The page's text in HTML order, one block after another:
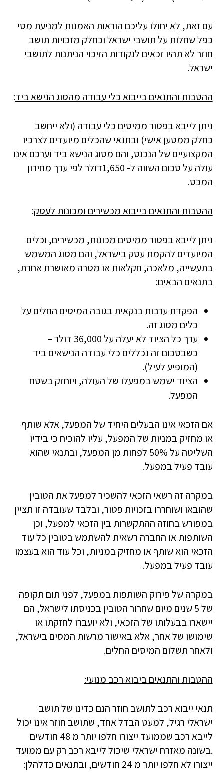
עם זאת, לא יחולו עליכם הוראות האמנות למניעת מסי
כפל שחלות על תושבי ישראל וכחלק מזכויות תושב
חוזר לא תהיו זכאים לנקודות הזיכוי הניתנות לתושבי
ישראל.
ההטבות והתנאים בייבוא כלי עבודה מהסוג הנישא ביד:
ניתן לייבא בפטור ממיסים כלי עבודה (ולא ייחשב
כחלק ממטען אישי) ובתנאי שהכלים מיועדים לצרכיו
המקצועיים של הנכנס, והם מסוג הנישא ביד וערכם אינו
עולה על סכום השווה ל- 1,650דולר לפי ערך מחירון
המכס.
ההטבות והתנאים בייבוא מכשירים ומכונות לעסק:
ניתן לייבא בפטור ממיסים מכונות, מכשירים, וכלים
המיועדים להקמת עסק בישראל, והם מסוג המשמש
בתעשייה, מלאכה, חקלאות או מטרה מאושרת אחרת,
בתנאים הבאים:
הפקדת ערבות בנקאית בגובה המיסים החלים על
כלים מסוג זה.
ערך כל הציוד לא יעלה על 36,000 דולר –
כשבסכום זה נכללים כלי עבודה הנישאים ביד
(המופיע לעיל).
הציוד ישמש במפעלו של העולה, ויוחזק בשטח
המפעל.
אם הזכאי אינו הבעלים היחיד של המפעל, אלא שותף
או מחזיק במניות של המפעל, עליו להוכיח כי בידיו
השליטה על 50% לפחות מן המפעל, ובתנאי שהוא
עובד פעיל במפעל.
במקרה זה רשאי הזכאי להשכיר למפעל את הטובין
שהובאו ושוחררו בזכויות פטור, ובלבד שעובדה זו תציין
במפורש בחוזה ההתקשרות בין הזכאי למפעל, וכן
השותפות או החברה רשאית להשתמש בטובין כל עוד
הזכאי הוא שותף או מחזיק במניות, וכל עוד הוא בעצמו
עובד פעיל במפעל.
במקרה של פירוק השותפות במפעל, לפני תום תקופה
של 5 שנים מיום שחרור הטובין בכניסתו לישראל, הם
יישארו בבעלותו של הזכאי, ולא יועברו לחזקתו או
שימושו של אחר, אלא באישור מרשות המסים בישראל,
ולאחר תשלום המיסים החלים.
ההטבות והתנאים ביבוא רכב מנועי:
תנאי ייבוא רכב לתושב חוזר הנם כדינו של תושב
ישראלי רגיל, למעט הבדל אחד, שתושב חוזר אינו יכול
לייבא רכב שממועד ייצורו חלפו יותר מ 48 חודשים
.בשונה מאזרח ישראלי שיכול לייבא רכב רק עם ממועד
ייצורו לא חלפו יותר מ 24 חודשים, ובתנאים כדלהלן: